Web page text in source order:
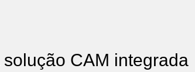
CAM integrada